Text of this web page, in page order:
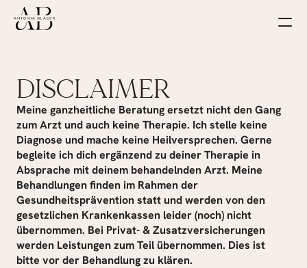
DISCLAIMER
Meine ganzheitliche Beratung ersetzt nicht den Gang
zum Arzt und auch keine Therapie. Ich stelle keine
Diagnose und mache keine Heilversprechen. Gerne
begleite ich dich ergänzend zu deiner Therapie in
Absprache mit deinem behandelnden Arzt. Meine
Behandlungen finden im Rahmen der
Gesundheitsprävention statt und werden von den
gesetzlichen Krankenkassen leider (noch) nicht
übernommen. Bei Privat- & Zusatzversicherungen
werden Leistungen zum Teil übernommen. Dies ist
bitte vor der Behandlung zu klären.